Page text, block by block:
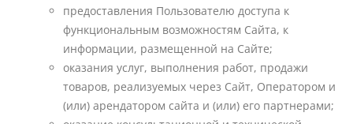
предоставления Пользователю доступа к
функциональным возможностям Сайта, к
информации, размещенной на Сайте;
оказания услуг, выполнения работ, продажи
товаров, реализуемых через Сайт, Оператором и
(или) арендатором сайта и (или) его партнерами;